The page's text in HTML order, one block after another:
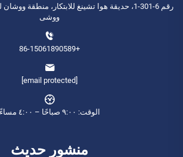
رقم 6-301-1، حديقة هوا تشينغ للابتكار، منطقة
ووشى
+86-15061890589
الوقت: ٩:٠٠ صباحًا – ٤:٠٠ مساءً
منشور حديث